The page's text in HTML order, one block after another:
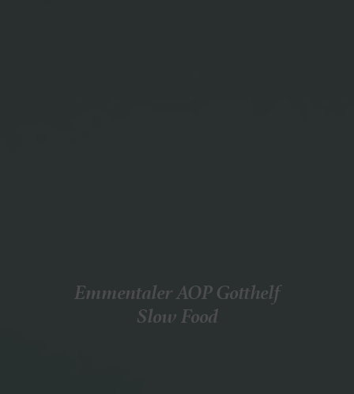
Emmentaler AOP Gotthelf
Slow Food